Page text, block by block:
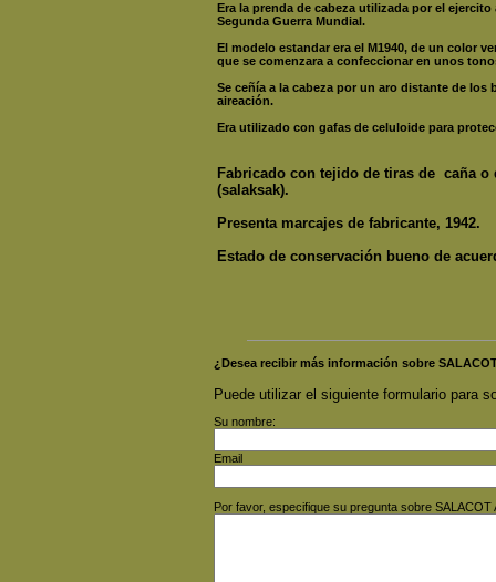
Era la prenda de cabeza utilizada por el
Segunda Guerra Mundial.
El modelo estandar era el M1940, de un color
que se comenzara a confeccionar en unos
Se ceñía a la cabeza por un aro distante de
aireación.
Era utilizado con gafas de celuloide para
Fabricado con tejido de tiras de caña
(salaksak).
Presenta marcajes de fabricante, 1942.
Estado de conservación bueno de
¿Desea recibir más información sobre
Puede utilizar el siguiente formulario para
Su nombre:
Email
Por favor, especifique su pregunta sobre SALACOT